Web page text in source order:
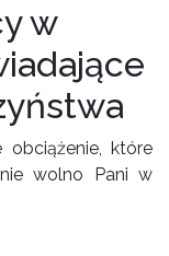
w
które
wolno Pani w